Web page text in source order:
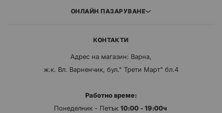
ОНЛАЙН ПАЗАРУВАНЕ
КОНТАКТИ
Адрес на магазин: Варна,
ж.к. Вл. Варненчик, бул." Трети Март" бл.4
Работно време:
Понеделник - Петък 10:00 - 19:00ч